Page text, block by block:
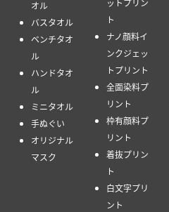
オル
バスタオル
ベンチタオ
ル
ハンドタオ
ル
ミニタオル
手ぬぐい
オリジナル
マスク
ットプリン
ト
ナノ顔料イ
ンクジェッ
トプリント
全面染料プ
リント
枠有顔料プ
リント
着抜プリン
ト
白文字プリ
ント